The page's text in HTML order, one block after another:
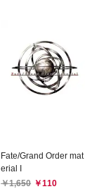
Fate/Grand Order mat
erial I
1,650
110